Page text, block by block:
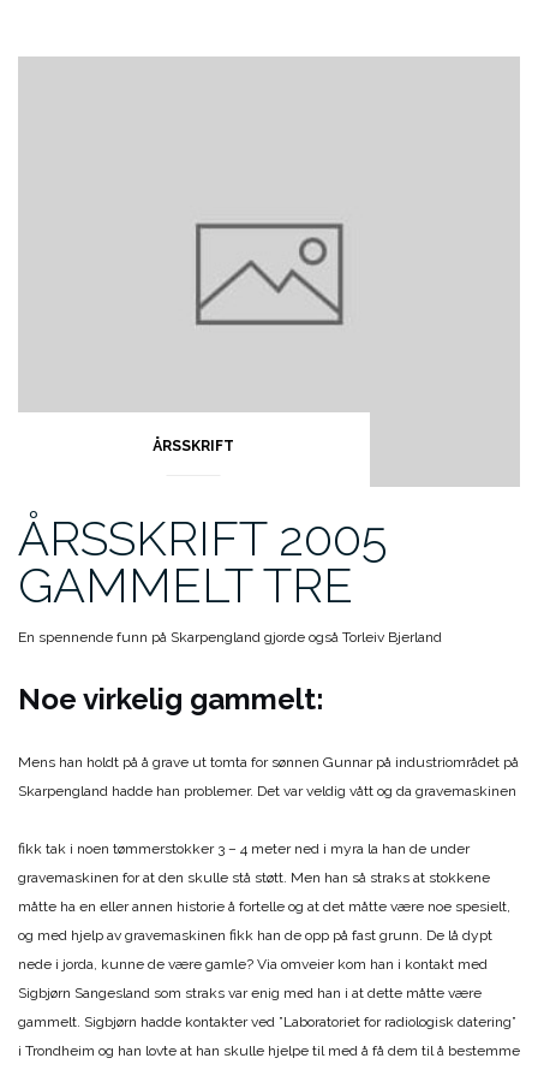
ÅRSSKRIFT
ÅRSSKRIFT 2005
GAMMELT TRE
En spennende funn på Skarpengland gjorde også Torleiv Bjerland
Noe virkelig gammelt:
Mens han holdt på å grave ut tomta for sønnen Gunnar på industriområdet på
Skarpengland hadde han problemer. Det var veldig vått og da gravemaskinen
fikk tak i noen tømmerstokker 3 – 4 meter ned i myra la han de under
gravemaskinen for at den skulle stå støtt. Men han så straks at stokkene
måtte ha en eller annen historie å fortelle og at det måtte være noe spesielt,
og med hjelp av gravemaskinen fikk han de opp på fast grunn. De lå dypt
nede i jorda, kunne de være gamle? Via omveier kom han i kontakt med
Sigbjørn Sangesland som straks var enig med han i at dette måtte være
gammelt. Sigbjørn hadde kontakter ved ”Laboratoriet for radiologisk datering”
i Trondheim og han lovte at han skulle hjelpe til med å få dem til å bestemme